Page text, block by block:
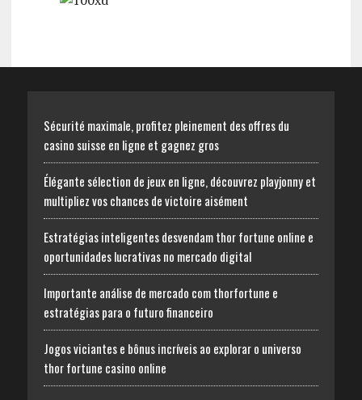
Sécurité maximale, profitez pleinement des offres du
casino suisse en ligne et gagnez gros
Élégante sélection de jeux en ligne, découvrez playjonny et
multipliez vos chances de victoire aisément
Estratégias inteligentes desvendam thor fortune online e
oportunidades lucrativas no mercado digital
Importante análise de mercado com thorfortune e
estratégias para o futuro financeiro
Jogos viciantes e bônus incríveis ao explorar o universo
thor fortune casino online